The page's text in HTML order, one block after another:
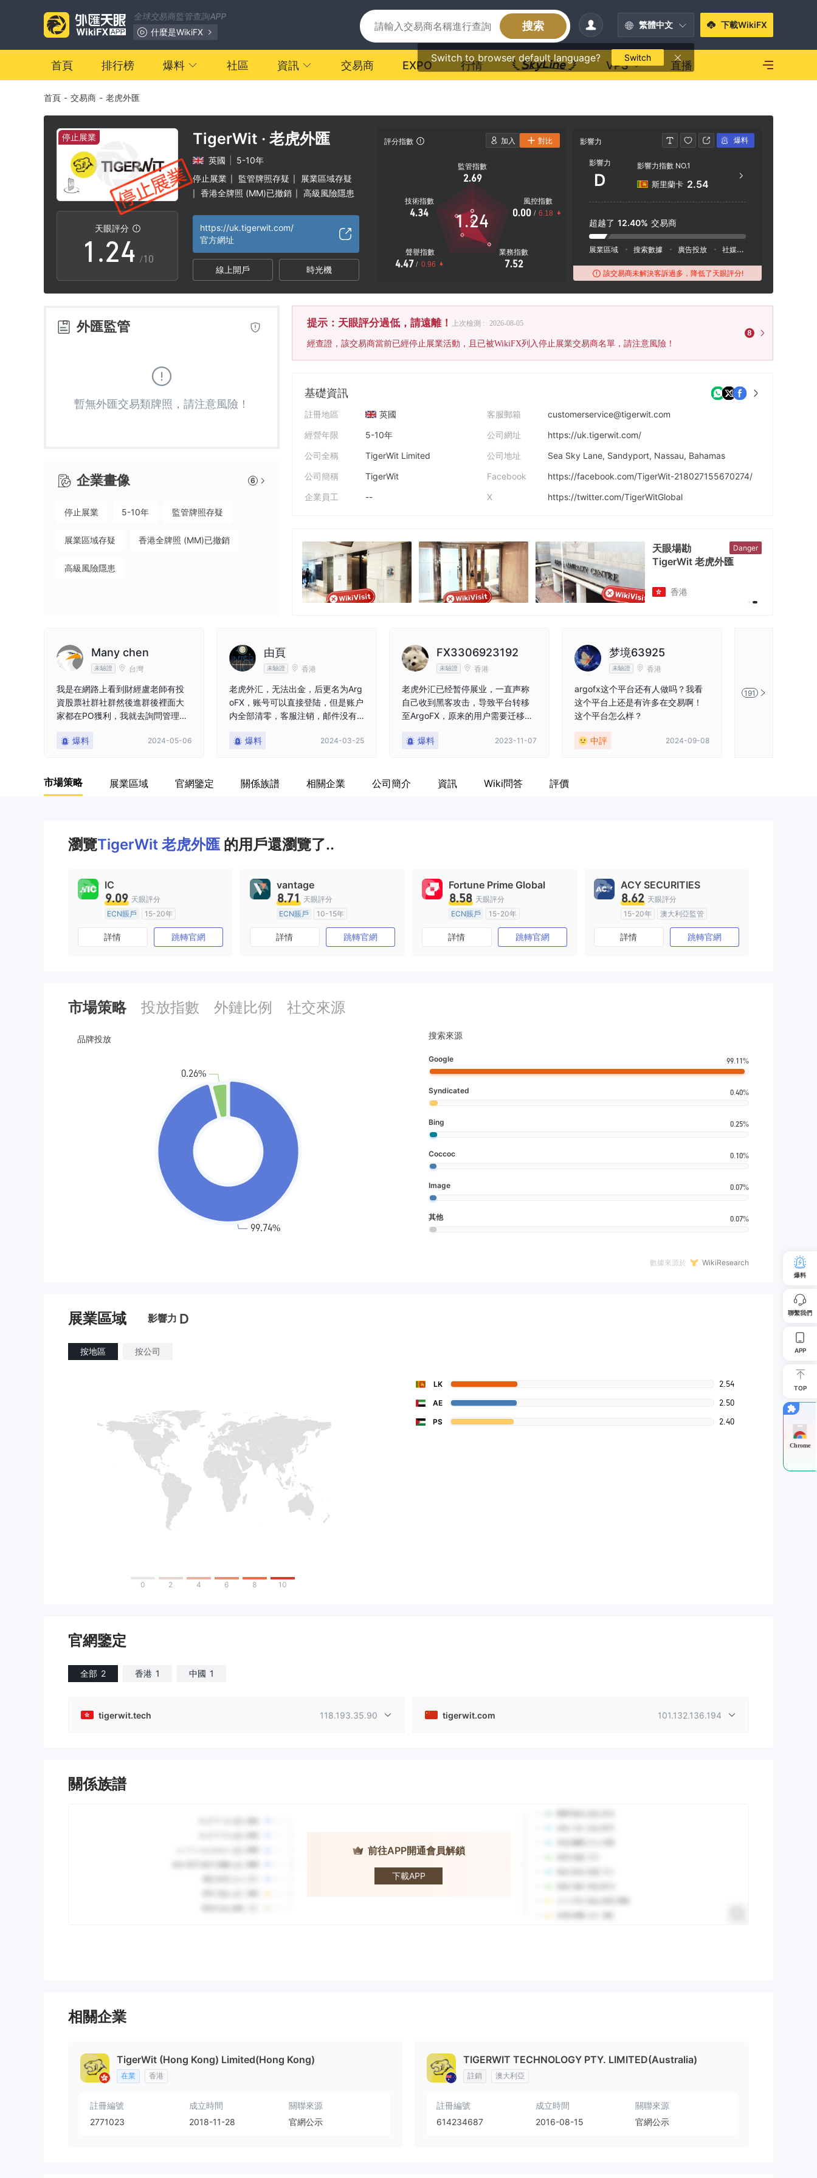
全球交易商監管查詢APP
什麼是WikiFX
搜索 繁體中文
Switch to browser default language? Switch
下載WikiFX
首頁 排行榜 爆料 社區 資訊 交易商 EXPO 行情 VPS 直播
首頁 - 交易商 - 老虎外匯
停止展業
天眼評分
0
1
2
3
5
8
9
.
0
1
2
3
4
6
9
0
2
3
4
5
6
8
/10
TigerWit · 老虎外匯
英國
5-10年
停止展業
監管牌照存疑 展業區域存疑
香港全牌照 (MM)已撤銷 高級風險隱患
https://uk.tigerwit.com/
官方網址
線上開戶 時光機
評分指數
監管指數
2.69
技術指數
4.34
聲譽指數
4.47 / 0.96
業務指數
7.52
風控指數
0.00 / 6.18
1.24
影響力
影響力
D
影響力指數 NO.1
斯里蘭卡 2.54
超越了 12.40% 交易商
展業區域 搜索數據 廣告投放 社媒指數
該交易商未解決客訴過多，降低了天眼評分!
加入 對比 爆料
外匯監管
暫無外匯交易類牌照，請注意風險！
企業畫像 6
停止展業 5-10年 監管牌照存疑
展業區域存疑 香港全牌照 (MM)已撤銷
高級風險隱患
提示：天眼評分過低，請遠離！ 上次檢測 : 2026-08-05
經查證，該交易商當前已經停止展業活動，且已被WikiFX列入停止展業交易商名單，請注意風險！
8
基礎資訊
註冊地區
英國
經營年限
5-10年
公司全稱
TigerWit Limited
公司簡稱
TigerWit
企業員工
--
客服郵箱
customerservice@tigerwit.com
公司網址
https://uk.tigerwit.com/
公司地址
Sea Sky Lane, Sandyport, Nassau, Bahamas
Facebook
https://facebook.com/TigerWit-218027155670274/
X
https://twitter.com/TigerWitGlobal
天眼場勘
天眼場勘
TigerWit 老虎外匯
Danger
香港
Many chen
未驗證 台灣
我是在網路上看到財經盧老師有投
資股票社群社群然後進群後裡面大
家都在PO獲利，我就去詢問管理員
5，並且要保密，因為他們是有內幕
道本來大家都賺錢而我就是虧錢的
後來才知道是騙局
爆料 2024-05-06
由頁
未驗證 香港
老虎外汇，无法出金，后更名为Arg
oFX，账号可以直接登陆，但是账户
内全部清零，客服注销，邮件没有
爆料
2024-03-25
FX3306923192
未驗證 香港
老虎外汇已经暂停展业，一直声称
自己收到黑客攻击，导致平台转移
至ArgoFX，原来的用户需要迁移到
值才能提现，还得分批提现，没钱
注销，新系统ArgoFX和老系统就是
跑路等诸多问题。
爆料 2023-11-07
梦境63925
未驗證 香港
argofx这个平台还有人做吗？我看
这个平台上还是有许多在交易啊！
这个平台怎么样？
中評 2024-09-08
TigerWit以其可接
191
市場策略 展業區域 官網鑒定 關係族譜 相關企業 公司簡介 資訊 Wiki問答 評價
瀏覽TigerWit 老虎外匯 的用戶還瀏覽了..
IC
9.09 天眼評分
ECN賬戶
15-20年
澳大利亞監管
全牌照 (MM)
主標MT4
詳情 跳轉官網
vantage
8.71 天眼評分
ECN賬戶
10-15年
澳大利亞監管
全牌照 (MM)
主標MT4
詳情 跳轉官網
Fortune Prime Global
8.58 天眼評分
ECN賬戶
15-20年
澳大利亞監管
全牌照 (MM)
主標MT4
詳情 跳轉官網
ACY SECURITIES
8.62 天眼評分
15-20年
澳大利亞監管
全牌照 (MM)
主標MT4
詳情 跳轉官網
市場策略 投放指數 外鏈比例 社交來源
搜索來源
Google 99.11%
Syndicated 0.40%
Bing 0.25%
Coccoc 0.10%
Image 0.07%
其他 0.07%
數據來源於 WikiResearch
展業區域 影響力 D
按地區 按公司
0 2 4 6 8 10
LK 2.54
AE 2.50
PS 2.40
官網鑒定
全部 2 香港 1 中國 1
tigerwit.tech 118.193.35.90 tigerwit.com 101.132.136.194
關係族譜
前往APP開通會員解鎖
下載APP
TigerWit · 老虎
外匯
相關企業
TigerWit (Hong Kong) Limited(Hong Kong)
在業 香港
註冊編號
2771023
成立時間
2018-11-28
關聯來源
官網公示
TIGERWIT TECHNOLOGY PTY. LIMITED(Australia)
註銷 澳大利亞
註冊編號
614234687
成立時間
2016-08-15
關聯來源
官網公示
爆料
聯繫我們
APP
TOP
Chrome